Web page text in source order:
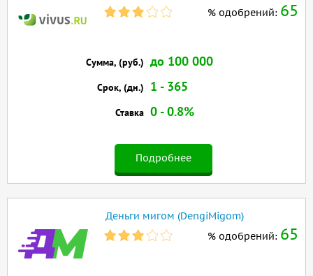
% одобрений: 65
Подробнее
Сумма, (руб.) до 100 000
Срок, (дн.) 1 - 365
Ставка 0 - 0.8%
Деньги мигом (DengiMigom)
% одобрений: 65